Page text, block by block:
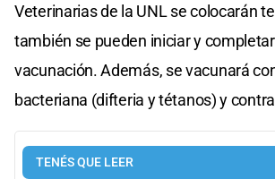
Veterinarias de la UNL se colocarán
también se pueden iniciar y
vacunación. Además, se vacunará
bacteriana (difteria y tétanos) y
TENÉS QUE LEER